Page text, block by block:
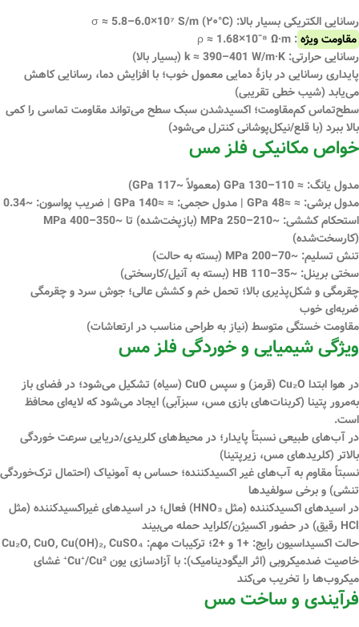
رسانایی الکتریکی بسیار بالا: σ ≈ 5.8–6.0×10⁷ S/m (۲۰°C)
مقاومت ویژه: ρ ≈
1.68×10⁻⁸ Ω·m
رسانایی حرارتی: k ≈ 390–401 W/m·K
(بسیار بالا)
پایداری رسانایی در بازهٔ دمایی معمول خوب؛ با افزایش دما، رسانایی کاهش
می‌یابد (شیب خطی تقریبی)
سطح‌تماس کم‌مقاومت؛ اکسیدشدن سبک سطح می‌تواند مقاومت تماسی را کمی
بالا ببرد (با قلع/نیکل‌پوشانی کنترل می‌شود)
خواص مکانیکی فلز مس
مدول یانگ: ≈110–130 GPa
(معمولاً ~117 GPa)
مدول برشی: ≈≈48 GPa | مدول حجمی: ≈≈140 GPa | ضریب پواسون: ~0.34
استحکام کششی: ~210–250 MPa (بازپخت‌شده) تا~350–400 MPa
(کارسخت‌شده)
تنش تسلیم: ~70–200 MPa
(بسته به حالت)
سختی برینل: ~35–110 HB
(بسته به آنیل/کارسختی)
چقرمگی و شکل‌پذیری بالا؛ تحمل خم و کشش عالی؛ جوش سرد و چقرمگی
ضربه‌ای خوب
مقاومت خستگی متوسط (نیاز به طراحی مناسب در ارتعاشات)
ویژگی شیمیایی و خوردگی فلز مس
در هوا ابتدا Cu₂O (قرمز) و سپس CuO (سیاه) تشکیل می‌شود؛ در فضای باز
به‌مرور پتینا (کربنات‌های بازی مس، سبزآبی) ایجاد می‌شود که لایه‌ایمحافظ
است.
در آب‌های طبیعی نسبتاً پایدار؛ در محیط‌هایکلریدی/دریاییسرعت خوردگی
بالاتر (کلریدهای مس، زیرپتینا)
نسبتاً مقاوم بهآب‌های غیر اکسیدکننده؛ حساس بهآمونیاک (احتمال ترک‌خوردگی
تنشی) و برخیسولفیدها
در اسیدهای اکسیدکننده (مثلHNO₃) فعال؛ در اسیدهای غیراکسیدکننده (مثل
HCl رقیق) در حضور اکسیژن/کلراید حمله می‌بیند
حالت اکسیداسیون رایج: +1 و+2 ؛ ترکیبات مهم: Cu₂O, CuO, Cu(OH)₂, CuSO₄
خاصیت ضد‌میکروبی
(اثر الیگودینامیک): با آزادسازی یون Cu⁺/Cu²⁺ غشای
میکروب‌ها را تخریب می‌کند
فرآیندی و ساخت مس